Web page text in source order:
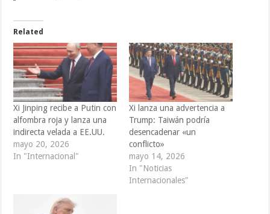
Related
Xi Jinping recibe a Putin con
alfombra roja y lanza una
indirecta velada a EE.UU.
mayo 20, 2026
In "Internacional"
Xi lanza una advertencia a
Trump: Taiwán podría
desencadenar «un
conflicto»
mayo 14, 2026
In "Noticias
Internacionales"